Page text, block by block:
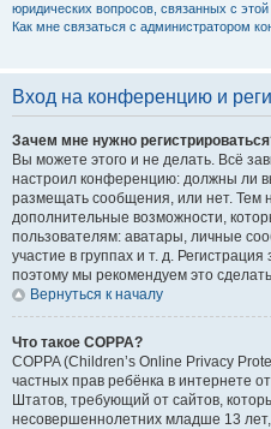
юридических вопросов, связанных с
Как мне связаться с администратором
Вход на конференцию и
Зачем мне нужно
Вы можете этого и не делать. Всё
настроил конференцию: должны ли
размещать сообщения, или нет. Тем
дополнительные возможности,
пользователям: аватары, личные
участие в группах и т. д.
поэтому мы рекомендуем это
Вернуться к началу
Что такое COPPA?
COPPA (Children’s Online Privacy
частных прав ребёнка в интернете
Штатов, требующий от сайтов,
несовершеннолетних младше 13